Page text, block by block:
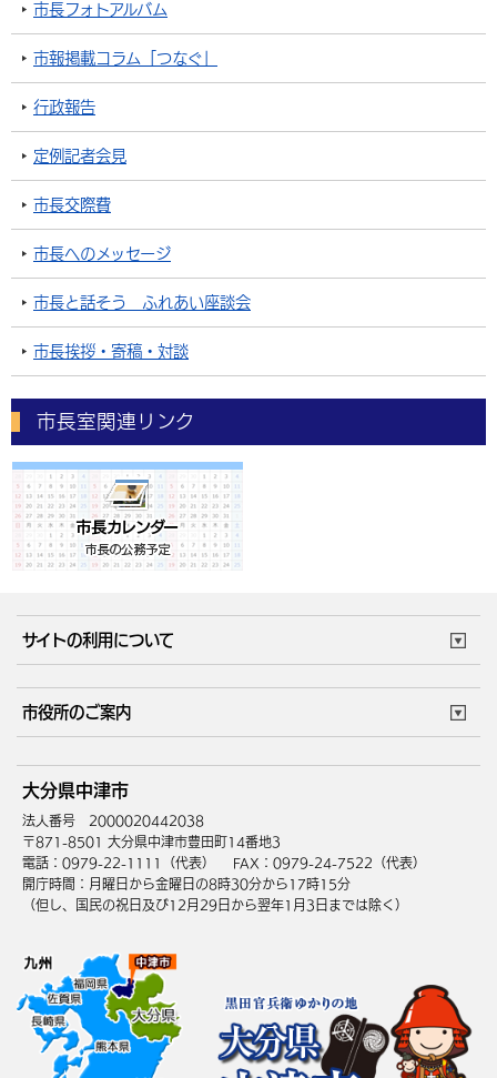
市長フォトアルバム
市報掲載コラム「つなぐ」
行政報告
定例記者会見
市長交際費
市長へのメッセージ
市長と話そう ふれあい座談会
市長挨拶・寄稿・対談
市長室関連リンク
サイトの利用について
サイトマップ
市役所のご案内
庁舎地図 組織案内
中津市へのアクセス
大分県中津市
法人番号 2000020442038
〒871-8501 大分県中津市豊田町14番地3
電話：0979-22-1111（代表）
FAX：0979-24-7522（代表）
開庁時間：月曜日から金曜日の8時30分から17時15分
（但し、国民の祝日及び12月29日から翌年1月3日までは除く）